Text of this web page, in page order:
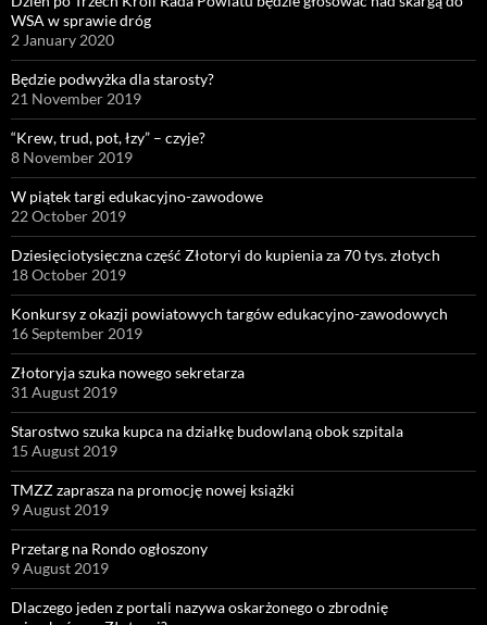
WSA w sprawie dróg
2 January 2020
Będzie podwyżka dla starosty?
21 November 2019
“Krew, trud, pot, łzy” – czyje?
8 November 2019
W piątek targi edukacyjno-zawodowe
22 October 2019
Dziesięciotysięczna część Złotoryi do kupienia za 70 tys. złotych
18 October 2019
Konkursy z okazji powiatowych targów edukacyjno-zawodowych
16 September 2019
Złotoryja szuka nowego sekretarza
31 August 2019
Starostwo szuka kupca na działkę budowlaną obok szpitala
15 August 2019
TMZZ zaprasza na promocję nowej książki
9 August 2019
Przetarg na Rondo ogłoszony
9 August 2019
Dlaczego jeden z portali nazywa oskarżonego o zbrodnię